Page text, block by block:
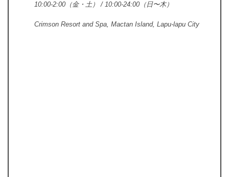
10:00-2:00（金・土） / 10:00-24:00（日〜木）
Crimson Resort and Spa, Mactan Island, Lapu-lapu City